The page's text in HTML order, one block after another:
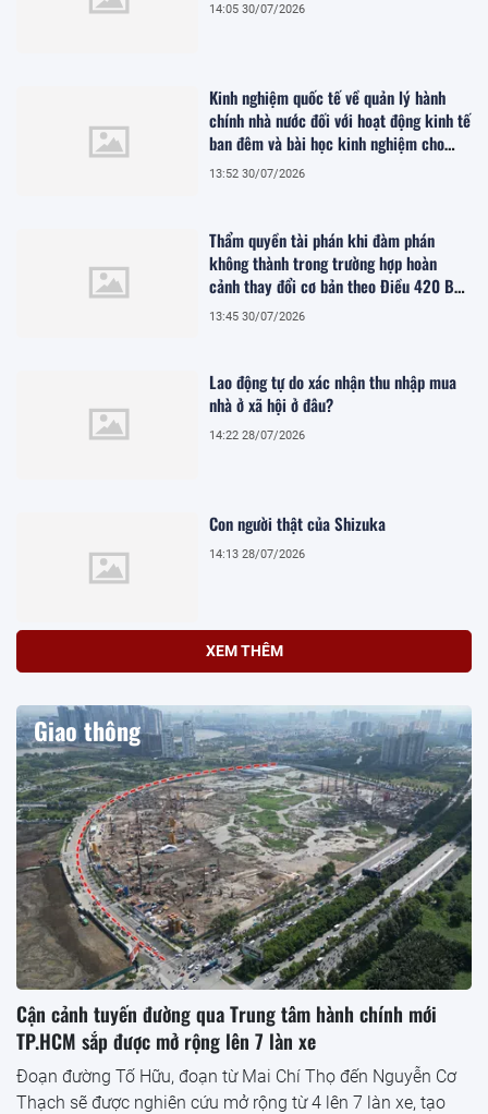
14:05 30/07/2026
Kinh nghiệm quốc tế về quản lý hành
chính nhà nước đối với hoạt động kinh tế
ban đêm và bài học kinh nghiệm cho
Việt Nam
13:52 30/07/2026
Thẩm quyền tài phán khi đàm phán
không thành trong trường hợp hoàn
cảnh thay đổi cơ bản theo Điều 420 Bộ
luật Dân sự năm 2015
13:45 30/07/2026
Lao động tự do xác nhận thu nhập mua
nhà ở xã hội ở đâu?
14:22 28/07/2026
Con người thật của Shizuka
14:13 28/07/2026
XEM THÊM
Giao thông
Cận cảnh tuyến đường qua Trung tâm hành chính mới
TP.HCM sắp được mở rộng lên 7 làn xe
Đoạn đường Tố Hữu, đoạn từ Mai Chí Thọ đến Nguyễn Cơ
Thạch sẽ được nghiên cứu mở rộng từ 4 lên 7 làn xe, tạo